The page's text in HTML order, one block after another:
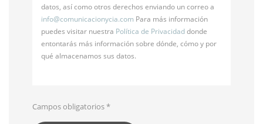
datos, así como otros derechos enviando un correo a
info@comunicacionycia.com Para más información
puedes visitar nuestra Política de Privacidaddonde
entontarás más información sobre dónde, cómo y por
qué almacenamos sus datos.
Campos obligatorios*